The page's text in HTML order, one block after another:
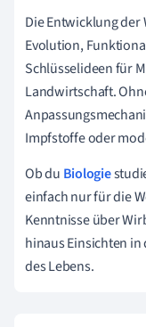
Die Entwicklung
Evolution,
Schlüsselideen für
Landwirtschaft.
Impfstoffe oder
Ob du Biologie
einfach nur für die
Kenntnisse über
hinaus Einsichten
des Lebens.